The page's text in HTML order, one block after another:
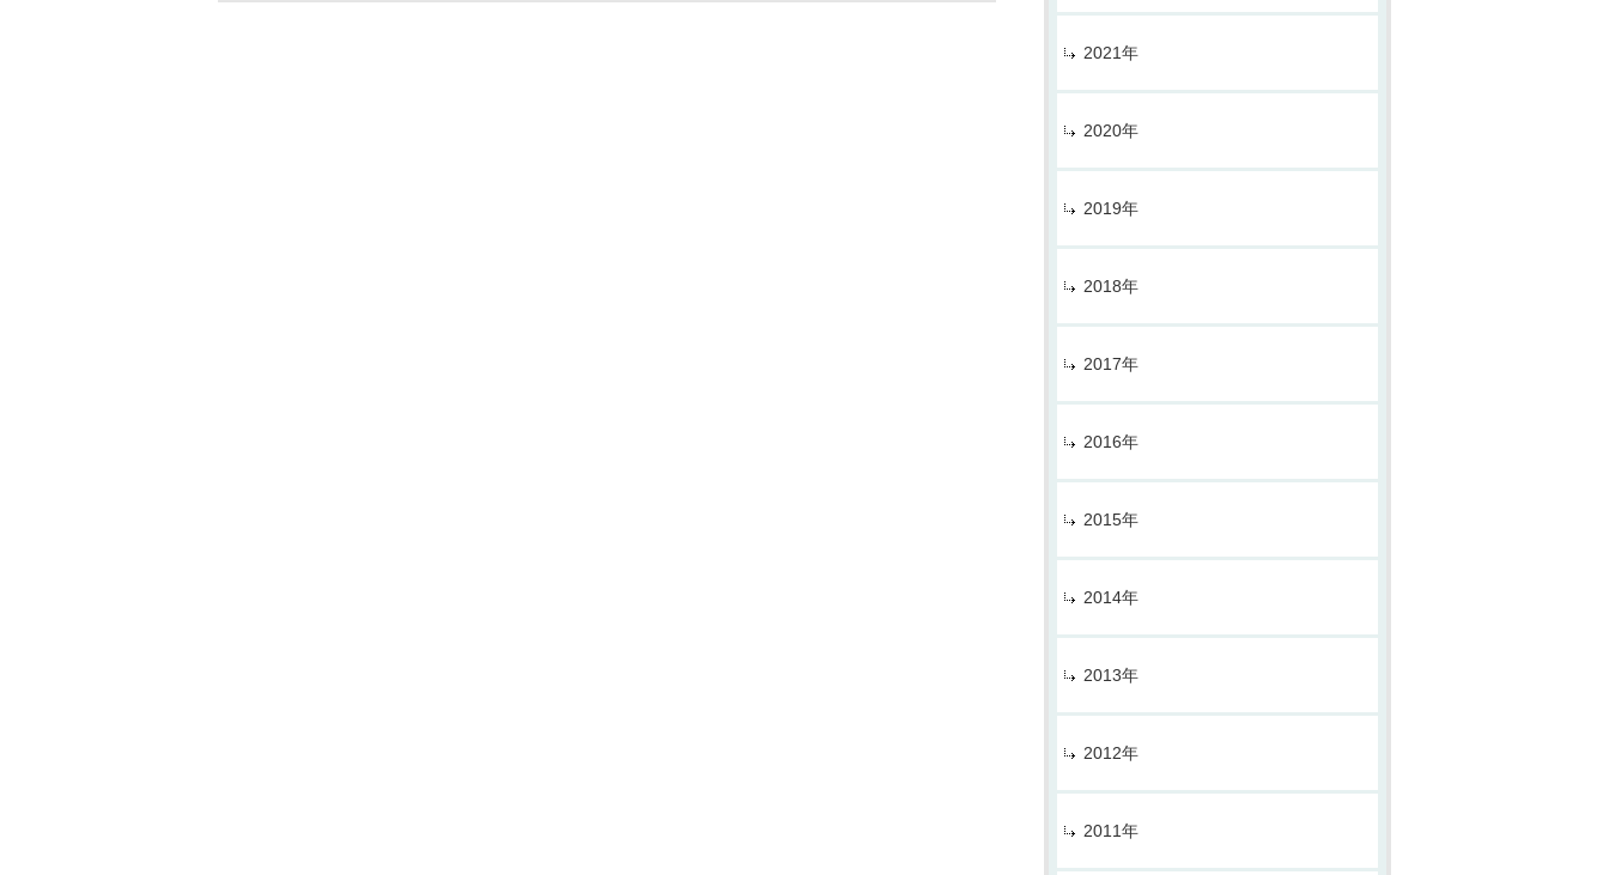
2021年
2020年
2019年
2018年
2017年
2016年
2015年
2014年
2013年
2012年
2011年